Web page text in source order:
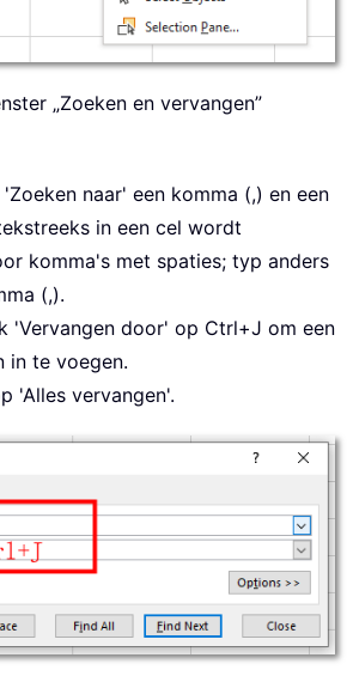
„Zoeken en vervangen”
naar' een komma (,) en een
in een cel wordt
komma's met spaties; typ anders
(,).
'Vervangen door' op Ctrl+J om een
in te voegen.
'Alles vervangen'.